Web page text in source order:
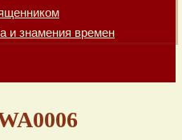
и знамения времен